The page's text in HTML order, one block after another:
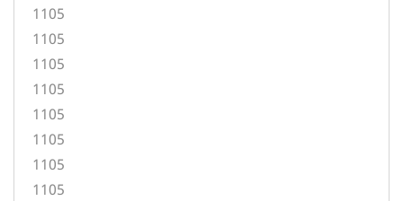
1105
1105
1105
1105
1105
1105
1105
1105